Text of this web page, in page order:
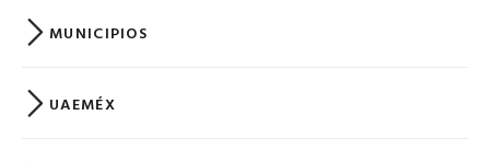
MUNICIPIOS
UAEMÉX